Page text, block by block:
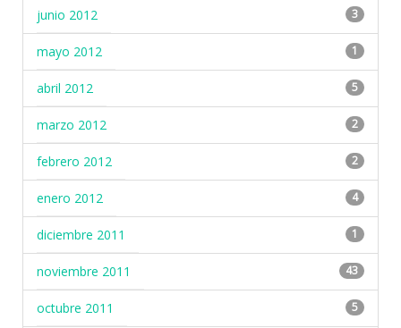
junio 2012 3
mayo 2012 1
abril 2012 5
marzo 2012 2
febrero 2012 2
enero 2012 4
diciembre 2011 1
noviembre 2011 43
octubre 2011 5